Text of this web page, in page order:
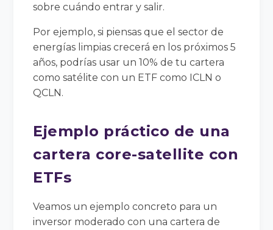
sobre cuándo entrar y salir.
Por ejemplo, si piensas que el sector de
energías limpias crecerá en los próximos 5
años, podrías usar un 10% de tu cartera
como satélite con un ETF como ICLN o
QCLN.
Ejemplo práctico de una
cartera core-satellite con
ETFs
Veamos un ejemplo concreto para un
inversor moderado con una cartera de